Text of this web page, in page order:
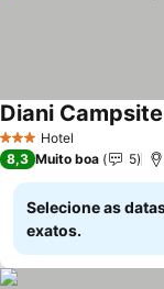
3 EstrelasHotel
Diani
8,3 Muito boa 5
Selecione as
exatos.